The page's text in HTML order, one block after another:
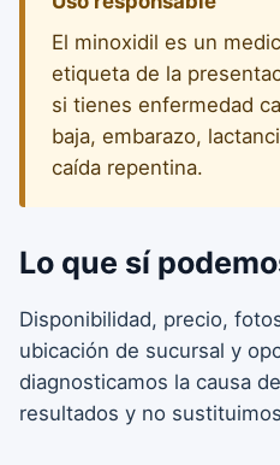
El minoxidil es un
etiqueta de la
si tienes enfermedad
baja, embarazo,
caída repentina.
Lo que sí
Disponibilidad, precio,
ubicación de sucursal y
diagnosticamos la causa
resultados y no